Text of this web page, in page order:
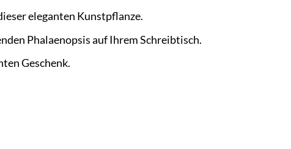
eleganten Kunstpflanze.
Phalaenopsis auf Ihrem Schreibtisch.
Geschenk.